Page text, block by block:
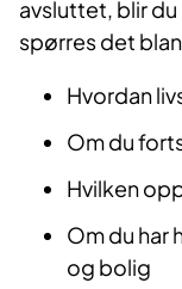
avsluttet, blir
spørres det
Hvordan
Om du
Hvilken
Om du har
og bolig